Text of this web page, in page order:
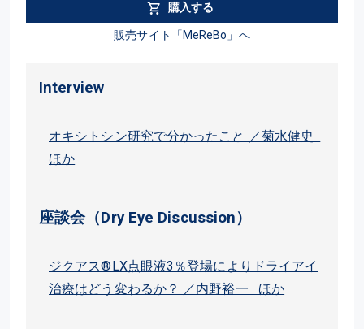
購入する
販売サイト「MeReBo」へ
Interview
オキシトシン研究で分かったこと ／菊水健史
ほか
座談会（Dry Eye Discussion）
ジクアス®LX点眼液3％登場によりドライアイ
治療はどう変わるか？ ／内野裕一 ほか